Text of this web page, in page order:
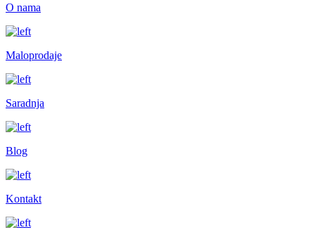
O nama
Maloprodaje
Saradnja
Blog
Kontakt